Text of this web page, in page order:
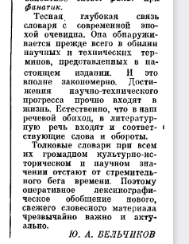
фанатик.
Тесная.
глубокая связь
словаря  с  современной  эпо­
хой  очевидна.  Она  обнаружи­
вается  прежде  всего  в  обилии
научных  и  технических  тер­
минов,  представленных  в  на­
стоящем
издании. И
это
вполне  закономерно.
Дости­
жения
научно-технического
прогресса  прочно  входят  в
жизнь.  Естественно, что  в наш
речевой  обиход,  в  литератур­
ную  речь  входят  и  соответ-  I
ствующие  слова  и  обороты.
Толковые  словари  при  всем
их  громадном  культурно-ис­
торическом  и  научном  зна­
чении  отстают  от  стремитель­
ного  бега  времени.  Поэтому
оперативное
лексикографи­
ческое обобщение
нового,
свежего  словесного  материала
чрезвычайно  важно  и  акту­
ально.
Ю.  А.  БЕЛЬЧИКОВ